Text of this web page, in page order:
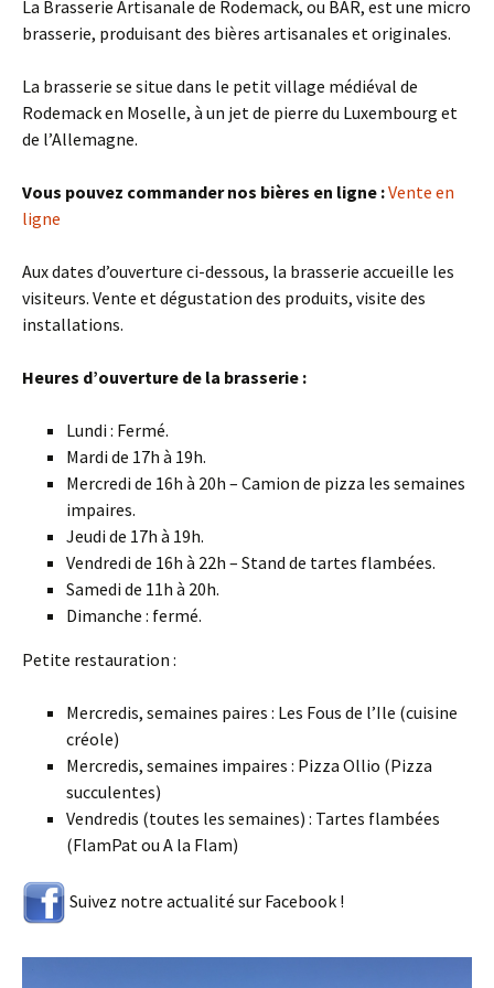
La Brasserie Artisanale de Rodemack, ou BAR, est une micro
brasserie, produisant des bières artisanales et originales.
La brasserie se situe dans le petit village médiéval de
Rodemack en Moselle, à un jet de pierre du Luxembourg et
de l’Allemagne.
Vous pouvez commander nos bières en ligne :Vente en
ligne
Aux dates d’ouverture ci-dessous, la brasserie accueille les
visiteurs. Vente et dégustation des produits, visite des
installations.
Heures d’ouverture de la brasserie :
Lundi : Fermé.
Mardi de 17h à 19h.
Mercredi de 16h à 20h – Camion de pizza les semaines
impaires.
Jeudi de 17h à 19h.
Vendredi de 16h à 22h – Stand de tartes flambées.
Samedi de 11h à 20h.
Dimanche : fermé.
Petite restauration :
Mercredis, semaines paires : Les Fous de l’Ile (cuisine
créole)
Mercredis, semaines impaires : Pizza Ollio (Pizza
succulentes)
Vendredis (toutes les semaines) : Tartes flambées
(FlamPat ou A la Flam)
Suivez notre actualité sur Facebook !